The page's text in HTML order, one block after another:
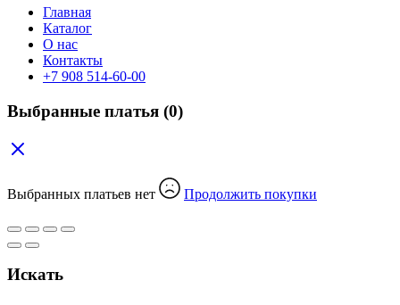
Главная
Каталог
О нас
Контакты
+7 908 514-60-00
Выбранные платья (0)
Выбранных платьев нет Продолжить покупки
Искать